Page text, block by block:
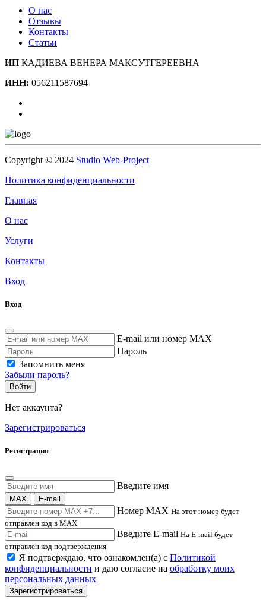
О нас
Отзывы
Контакты
Статьи
ИП КАДИЕВА ВЕНЕРА МАКСУТГЕРЕЕВНА
ИНН: 056211587694
Copyright © 2024 Studio Web-Project
Политика конфиденциальности
Главная
О нас
Услуги
Контакты
Вход
Вход
E-mail или номер MAX
Пароль
Запомнить меня
Забыли пароль?
Войти
Нет аккаунта?
Зарегистрироваться
Регистрация
Введите имя
MAX E-mail
Номер MAX На этот номер будет
отправлен код в MAX
Введите E-mail На E-mail будет
отправлен код подтверждения
Я подтверждаю, что ознакомлен(а) с Политикой
конфиденциальности и даю согласие на обработку моих
персональных данных
Зарегистрироваться